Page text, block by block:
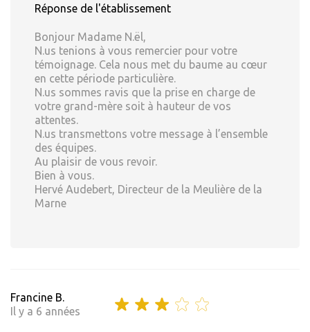
Réponse de l'établissement
Bonjour Madame N.ël,
N.us tenions à vous remercier pour votre
témoignage. Cela nous met du baume au cœur
en cette période particulière.
N.us sommes ravis que la prise en charge de
votre grand-mère soit à hauteur de vos
attentes.
N.us transmettons votre message à l’ensemble
des équipes.
Au plaisir de vous revoir.
Bien à vous.
Hervé Audebert, Directeur de la Meulière de la
Marne
Francine B.
Il y a 6 années